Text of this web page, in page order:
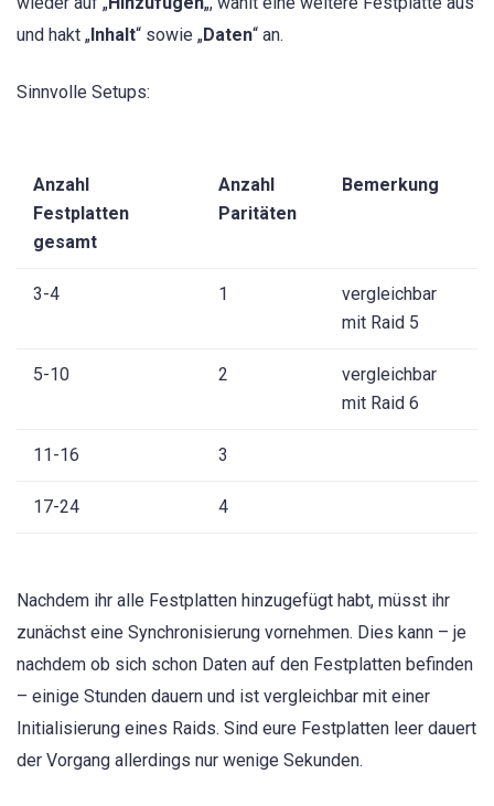
und hakt „ Inhalt“ sowie „Daten“ an.
Sinnvolle Setups:
Anzahl
Festplatten
gesamt
Anzahl
Paritäten
Bemerkung
3-4 1
vergleichbar
mit Raid 5
5-10 2
vergleichbar
mit Raid 6
11-16 3
17-24 4
Nachdem ihr alle Festplatten hinzugefügt habt, müsst ihr
zunächst eine Synchronisierung vornehmen. Dies kann – je
nachdem ob sich schon Daten auf den Festplatten befinden
– einige Stunden dauern und ist vergleichbar mit einer
Initialisierung eines Raids. Sind eure Festplatten leer dauert
der Vorgang allerdings nur wenige Sekunden.